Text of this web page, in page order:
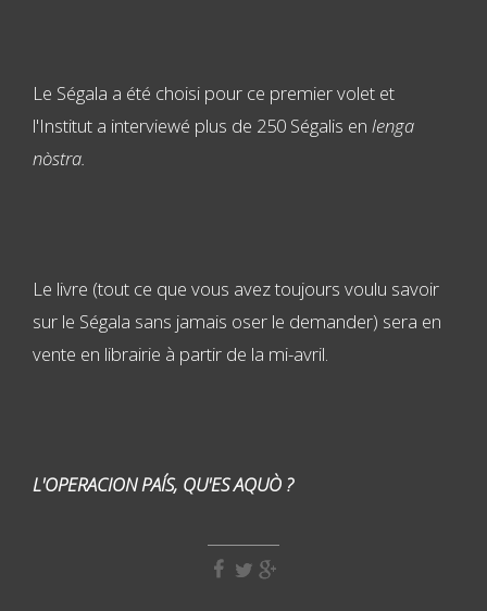
Le Ségala a été choisi pour ce premier volet et
l'Institut a interviewé plus de 250 Ségalis en lenga
nòstra.
Le livre (tout ce que vous avez toujours voulu savoir
sur le Ségala sans jamais oser le demander) sera en
vente en librairie à partir de la mi-avril.
L'OPERACION PAÍS, QU'ES AQUÒ ?